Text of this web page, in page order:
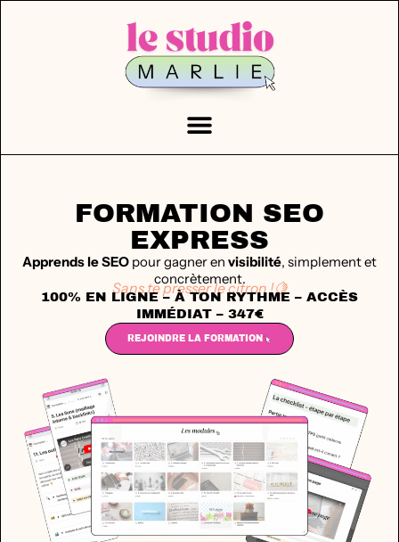
FORMATION SEO
EXPRESS
Apprends le SEO pour gagner en visibilité, simplement et
concrètement.
Sans te presser le citron !🍋
100% EN LIGNE – À TON RYTHME – ACCÈS
IMMÉDIAT – 347€
REJOINDRE LA FORMATION